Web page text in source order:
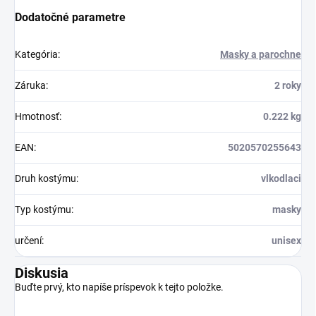
Dodatočné parametre
Kategória: Masky a parochne
Záruka: 2 roky
Hmotnosť: 0.222 kg
EAN: 5020570255643
Druh kostýmu: vlkodlaci
Typ kostýmu: masky
určení: unisex
Diskusia
Buďte prvý, kto napíše príspevok k tejto položke.